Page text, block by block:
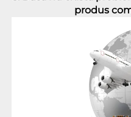
produs